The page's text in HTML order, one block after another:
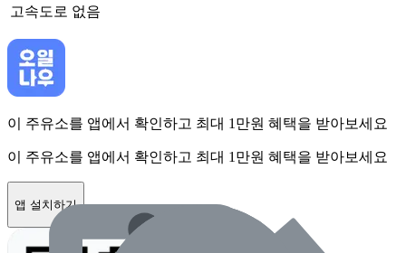
고속도로 없음
이 주유소를 앱에서 확인하고 최대 1만원 혜택을 받아보세요
이 주유소를 앱에서 확인하고 최대 1만원 혜택을 받아보세요
앱 설치하기